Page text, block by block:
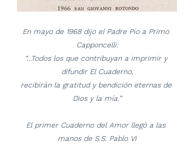
En mayo de 1968 dijo el Padre Pío a Primo
Capponcelli:
“…Todos los que contribuyan a imprimir y
difundir El Cuaderno,
recibirán la gratitud y bendición eternas de
Dios y la mía.”
El primer Cuaderno del Amor llegó a las
manos de S.S. Pablo VI